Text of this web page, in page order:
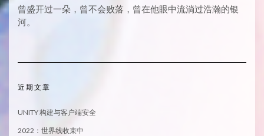
曾盛开过一朵，曾不会败落，曾在他眼中流淌过浩瀚的银
河。
近期文章
UNITY 构建与客户端安全
2022：世界线收束中